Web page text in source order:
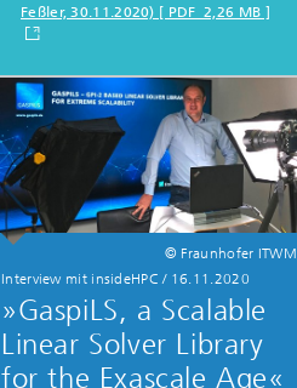
Feßler, 30.11.2020) [ PDF 2,26 MB ]
© Fraunhofer ITWM
Interview mit insideHPC / 16.11.2020
»GaspiLS, a Scalable
Linear Solver Library
for the Exascale Age«